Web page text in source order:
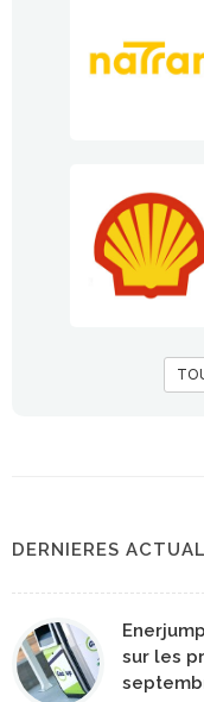
DERNIERES
sur les